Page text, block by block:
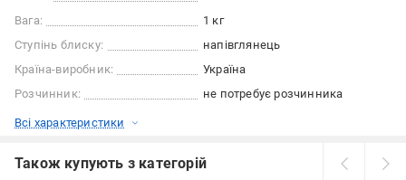
Вага:
1 кг
Ступінь блиску:
напівглянець
Країна-виробник:
Україна
Розчинник:
не потребує розчинника
Всі характеристики
Також купують з категорій